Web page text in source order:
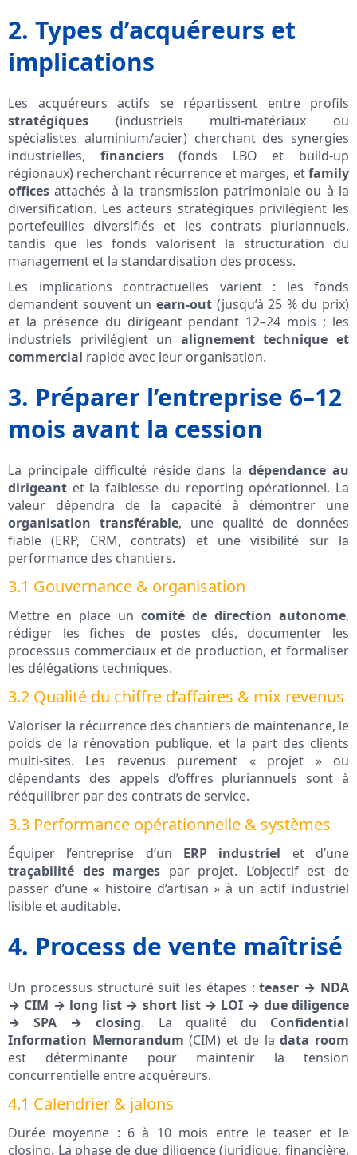
2. Types d’acquéreurs et
implications
Les acquéreurs actifs se répartissent entre profils
stratégiques (industriels multi-matériaux ou
spécialistes aluminium/acier) cherchant des synergies
industrielles, financiers(fonds LBO et build-up
régionaux) recherchant récurrence et marges, etfamily
offices attachés à la transmission patrimoniale ou à la
diversification. Les acteurs stratégiques privilégient les
portefeuilles diversifiés et les contrats pluriannuels,
tandis que les fonds valorisent la structuration du
management et la standardisation des process.
Les implications contractuelles varient : les fonds
demandent souvent un earn-out(jusqu’à 25 % du prix)
et la présence du dirigeant pendant 12–24 mois ; les
industriels privilégient un alignement technique et
commercial rapide avec leur organisation.
3. Préparer l’entreprise 6–12
mois avant la cession
La principale difficulté réside dans ladépendance au
dirigeant et la faiblesse du reporting opérationnel. La
valeur dépendra de la capacité à démontrer une
organisation transférable, une qualité de données
fiable (ERP, CRM, contrats) et une visibilité sur la
performance des chantiers.
3.1 Gouvernance & organisation
Mettre en place un comité de direction autonome,
rédiger les fiches de postes clés, documenter les
processus commerciaux et de production, et formaliser
les délégations techniques.
3.2 Qualité du chiffre d’affaires & mix revenus
Valoriser la récurrence des chantiers de maintenance, le
poids de la rénovation publique, et la part des clients
multi-sites. Les revenus purement « projet » ou
dépendants des appels d’offres pluriannuels sont à
rééquilibrer par des contrats de service.
3.3 Performance opérationnelle & systèmes
Équiper l’entreprise d’un ERP industriel et d’une
traçabilité des marges par projet. L’objectif est de
passer d’une « histoire d’artisan » à un actif industriel
lisible et auditable.
4. Process de vente maîtrisé
Un processus structuré suit les étapes :teaser → NDA
→ CIM → long list → short list → LOI → due diligence
→ SPA → closing. La qualité du Confidential
Information Memorandum (CIM) et de ladata room
est déterminante pour maintenir la tension
concurrentielle entre acquéreurs.
4.1 Calendrier & jalons
Durée moyenne : 6 à 10 mois entre le teaser et le
closing. La phase de due diligence (juridique, financière,